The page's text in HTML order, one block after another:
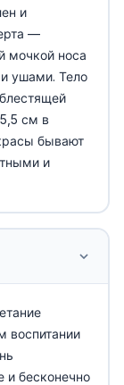
и
—
мочкой носа
ушами. Тело
см в
бывают
и
воспитании
и бесконечно